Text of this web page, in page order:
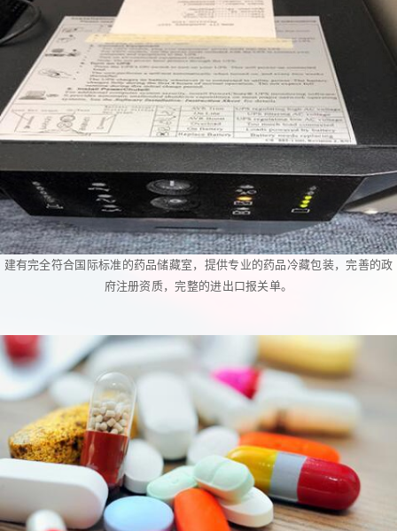
建有完全符合国际标准的药品储藏室，提供专业的药品冷藏包装，完善的政
府注册资质，完整的进出口报关单。